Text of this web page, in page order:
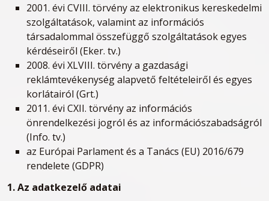
2001. évi CVIII. törvény az elektronikus kereskedelmi
szolgáltatások, valamint az információs
társadalommal összefüggő szolgáltatások egyes
kérdéseiről (Eker. tv.)
2008. évi XLVIII. törvény a gazdasági
reklámtevékenység alapvető feltételeiről és egyes
korlátairól (Grt.)
2011. évi CXII. törvény az információs
önrendelkezési jogról és az információszabadságról
(Info. tv.)
az Európai Parlament és a Tanács (EU) 2016/679
rendelete (GDPR)
1. Az adatkezelő adatai